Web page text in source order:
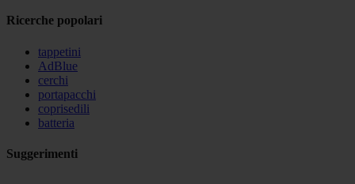
Ricerche popolari
tappetini
AdBlue
cerchi
portapacchi
coprisedili
batteria
Suggerimenti